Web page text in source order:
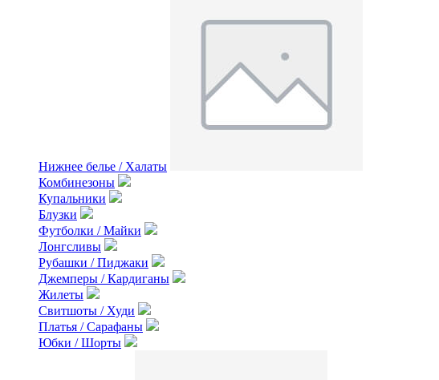
Нижнее белье / Халаты
Комбинезоны
Купальники
Блузки
Футболки / Майки
Лонгсливы
Рубашки / Пиджаки
Джемперы / Кардиганы
Жилеты
Свитшоты / Худи
Платья / Сарафаны
Юбки / Шорты